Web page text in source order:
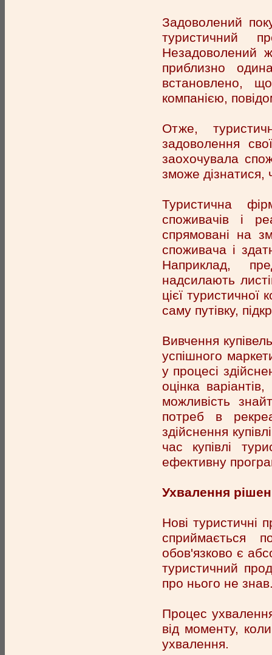
Задоволений
туристичний
Незадоволений
приблизно
встановлено,
компанією,
Отже,
задоволення
заохочувала
зможе
Туристична
споживачів і
спрямовані на
споживача і
Наприклад,
надсилають
цієї туристичної
саму путівку,
Вивчення
успішного
у процесі
оцінка
можливість
потреб в
здійснення
час купівлі
ефективну
Ухвалення
Нові туристичні
сприймається
обов'язково є
туристичний
про нього не
Процес
від моменту,
ухвалення.